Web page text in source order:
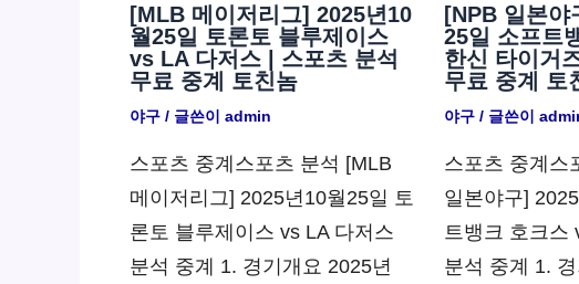
[MLB 메이저리그] 2025년10
월25일 토론토 블루제이스
vs LA 다저스 | 스포츠 분석
무료 중계 토친놈
야구 / 글쓴이 admin
스포츠 중계스포츠 분석 [MLB
메이저리그] 2025년10월25일 토
론토 블루제이스 vs LA 다저스
분석 중계 1. 경기개요 2025년
[NPB 일본야
25일 소프트
한신 타이거
무료 중계 토
야구/ 글쓴이
스포츠 중계스
일본야구]
트뱅크 호크스
분석 중계 1.